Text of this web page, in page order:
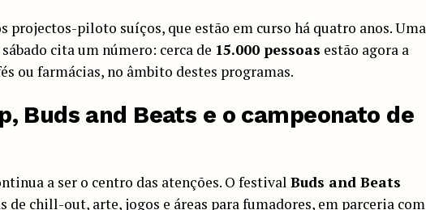
projectos-piloto suíços, que estão em curso há quatro anos. Uma
cita um número: cerca de 15.000 pessoas estão agora a
ou farmácias, no âmbito destes programas.
, Buds and Beats e o campeonato de
a ser o centro das atenções. O festival Buds and Beats
de chill-out, arte, jogos e áreas para fumadores, em parceria com